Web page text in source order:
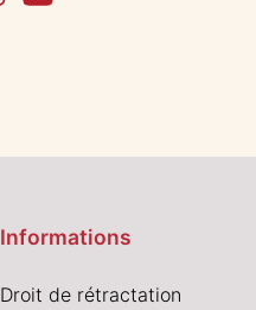
Informations
Droit de rétractation